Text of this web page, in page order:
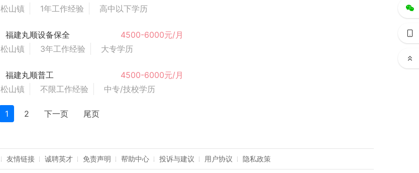
松山镇
1年工作经验 高中以下学历
福建丸顺设备保全
4500-6000元/月
松山镇
3年工作经验 大专学历
福建丸顺普工
4500-6000元/月
松山镇
不限工作经验 中专/技校学历
1 2 下一页 尾页
友情链接 诚聘英才 免责声明 帮助中心 投诉与建议 用户协议 隐私政策